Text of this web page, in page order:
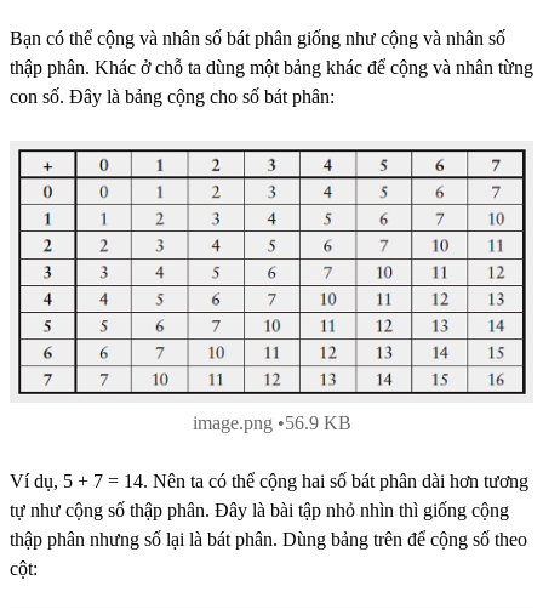
Bạn có thể cộng và nhân số bát phân giống như cộng và nhân số
thập phân. Khác ở chỗ ta dùng một bảng khác để cộng và nhân từng
con số. Đây là bảng cộng cho số bát phân:
image.png 56.9 KB
Ví dụ, 5 + 7 = 14. Nên ta có thể cộng hai số bát phân dài hơn tương
tự như cộng số thập phân. Đây là bài tập nhỏ nhìn thì giống cộng
thập phân nhưng số lại là bát phân. Dùng bảng trên để cộng số theo
cột: